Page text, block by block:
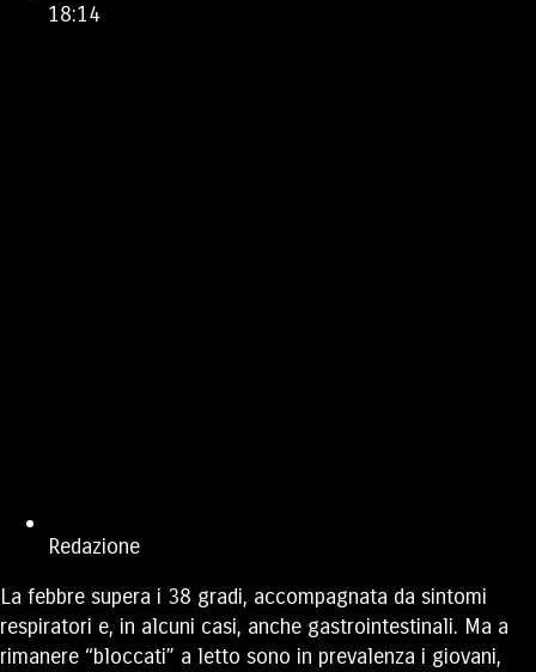
18:14
Redazione
La febbre supera i 38 gradi, accompagnata da sintomi
respiratori e, in alcuni casi, anche gastrointestinali. Ma a
rimanere “bloccati” a letto sono in prevalenza i giovani,